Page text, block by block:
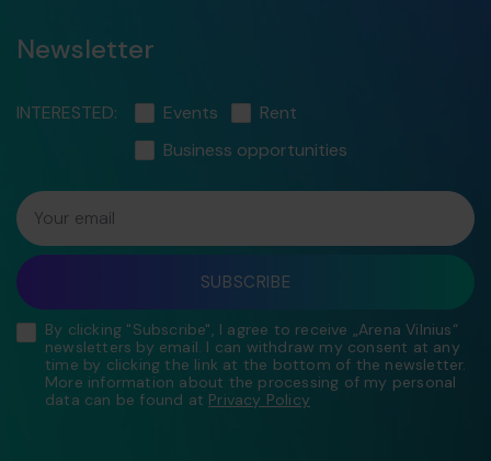
Newsletter
INTERESTED: Events
Rent
Business opportunities
Your email
SUBSCRIBE
By clicking "Subscribe", I agree to receive „Arena Vilnius“
newsletters by email. I can withdraw my consent at any
time by clicking the link at the bottom of the newsletter.
More information about the processing of my personal
data can be found at Privacy Policy